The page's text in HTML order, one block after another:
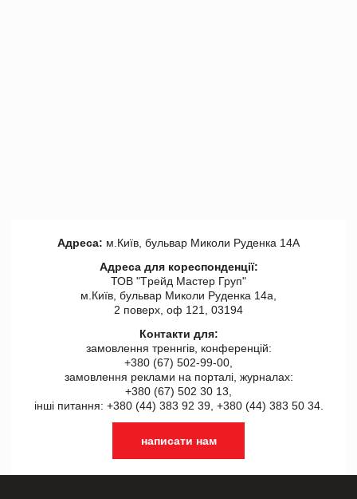
Адреса: м.Київ, бульвар Миколи Руденка 14А
Адреса для кореспонденції:
ТОВ "Tрейд Мастер Груп"
м.Київ, бульвар Миколи Руденка 14а,
2 поверх, оф 121, 03194
Контакти для:
замовлення треннгів, конференцій:
+380 (67) 502-99-00,
замовлення реклами на порталі, журналах:
+380 (67) 502 30 13,
інші питання: +380 (44) 383 92 39, +380 (44) 383 50 34.
написати нам